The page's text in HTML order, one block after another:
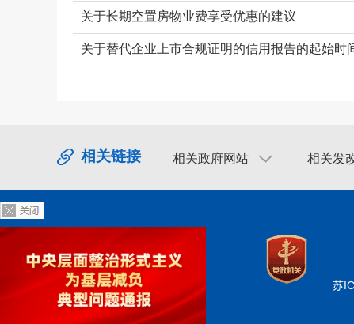
关于长期空置房物业费享受优惠的建议
关于替代企业上市合规证明的信用报告的起始时
相关链接 相关政府网站 相关发
苏